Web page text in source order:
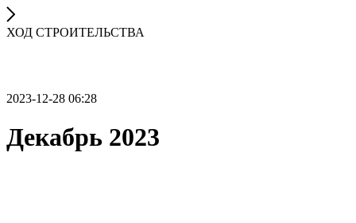
ХОД СТРОИТЕЛЬСТВА
2023-12-28 06:28
Декабрь 2023